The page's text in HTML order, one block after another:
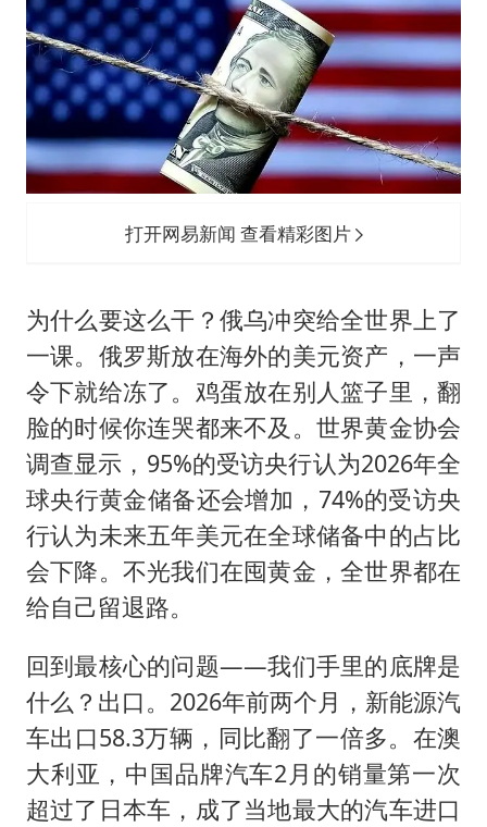
打开网易新闻 查看精彩图片
为什么要这么干？俄乌冲突给全世界上了
一课。俄罗斯放在海外的美元资产，一声
令下就给冻了。鸡蛋放在别人篮子里，翻
脸的时候你连哭都来不及。世界黄金协会
调查显示，95%的受访央行认为2026年全
球央行黄金储备还会增加，74%的受访央
行认为未来五年美元在全球储备中的占比
会下降。不光我们在囤黄金，全世界都在
给自己留退路。
回到最核心的问题——我们手里的底牌是
什么？出口。2026年前两个月，新能源汽
车出口58.3万辆，同比翻了一倍多。在澳
大利亚，中国品牌汽车2月的销量第一次
超过了日本车，成了当地最大的汽车进口